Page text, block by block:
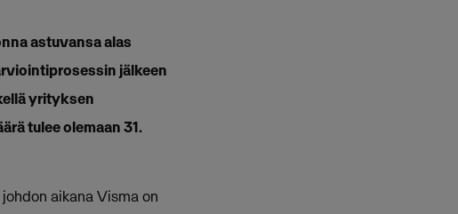
astuvansa alas
jälkeen
yrityksen
tulee olemaan 31.
aikana Visma on